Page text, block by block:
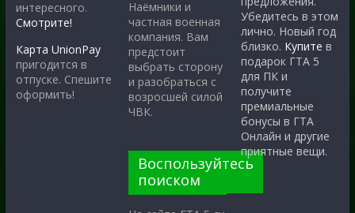
интересного.
Смотрите!
Карта UnionPay
пригодится в
отпуске. Спешите
оформить!
Наёмники и
частная военная
компания. Вам
предстоит
выбрать сторону
и разобраться с
возросшей силой
ЧВК.
Воспользуйтесь
поиском
Убедитесь в этом
лично. Новый год
близко. Купите в
подарок ГТА 5
для ПК и
получите
премиальные
бонусы в ГТА
Онлайн и другие
приятные вещи.